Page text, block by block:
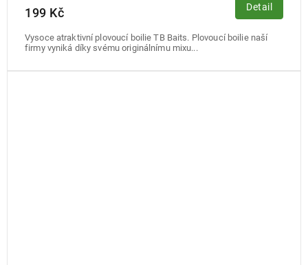
199 Kč Detail
Vysoce atraktivní plovoucí boilie TB Baits. Plovoucí boilie naší
firmy vyniká díky svému originálnímu mixu...